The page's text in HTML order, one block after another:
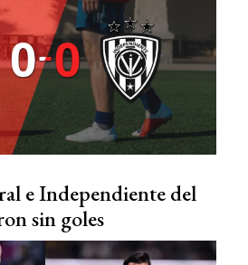
e Independiente del
sin goles